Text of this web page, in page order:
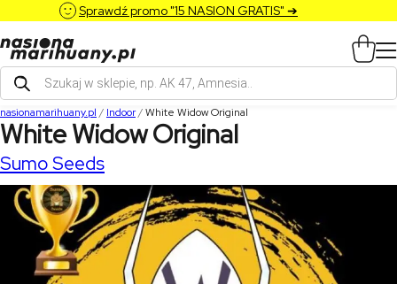
Sprawdź promo "15 NASION GRATIS" ➔
Wyszukiwarka
produktów
nasionamarihuany.pl / Indoor/White Widow Original
White Widow Original
Sumo Seeds